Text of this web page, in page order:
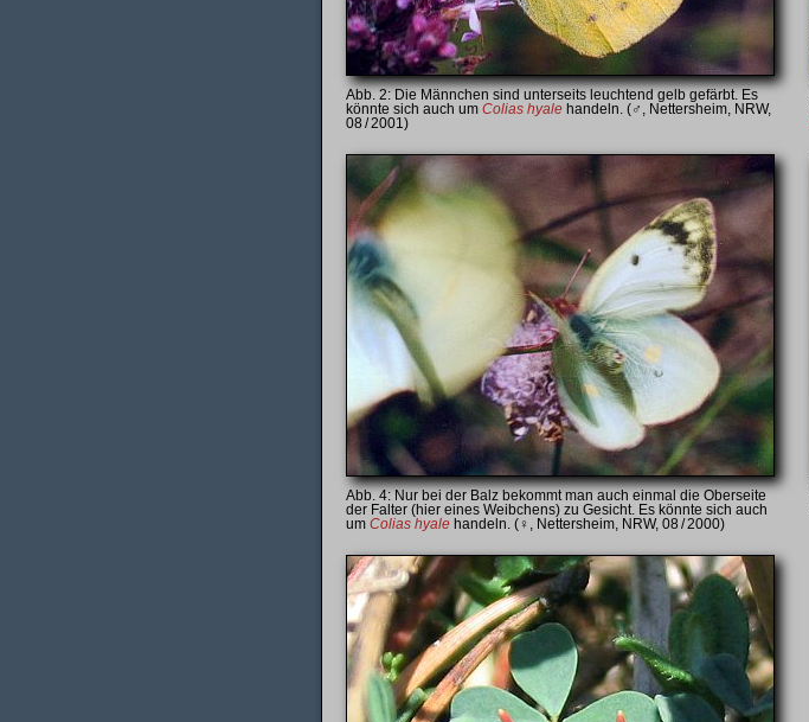
Die Männchen sind unterseits leuchtend gelb gefärbt. Es
könnte sich auch um Colias hyale handeln. (♂, Nettersheim, NRW,
08 / 2001)
Nur bei der Balz bekommt man auch einmal die Oberseite
der Falter (hier eines Weibchens) zu Gesicht. Es könnte sich auch
um Colias hyale handeln. (♀, Nettersheim, NRW, 08 / 2000)